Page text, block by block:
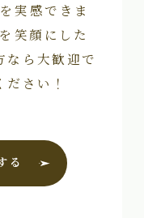
実感できま
笑顔にした
なら大歓迎で
さい！
る